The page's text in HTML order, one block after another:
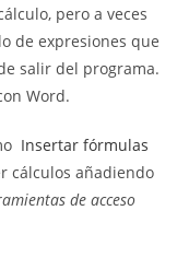
pero a veces
de expresiones que
salir del programa.
Word.
Insertar fórmulas
cálculos añadiendo
de acceso